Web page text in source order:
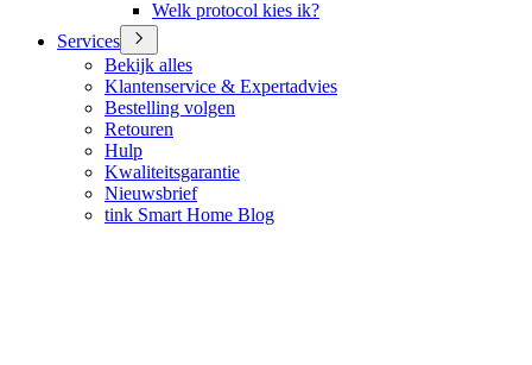
Welk protocol kies ik?
Services
Bekijk alles
Klantenservice & Expertadvies
Bestelling volgen
Retouren
Hulp
Kwaliteitsgarantie
Nieuwsbrief
tink Smart Home Blog